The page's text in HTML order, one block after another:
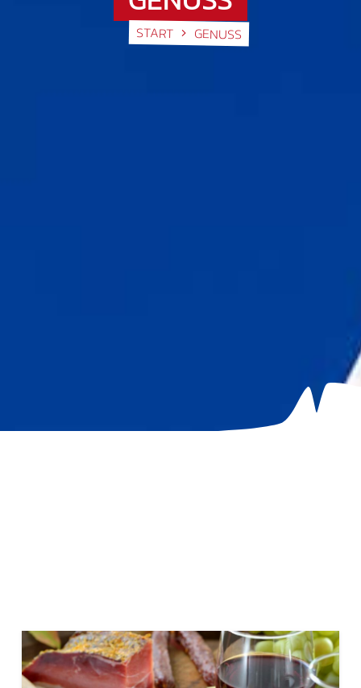
START GENUSS